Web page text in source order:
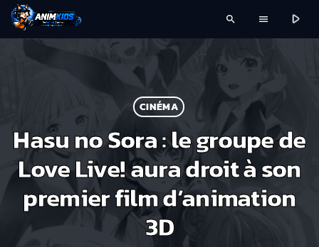
search menu play_arrow
CINÉMA
Hasu no Sora : le groupe de
Love Live! aura droit à son
premier film d’animation
3D